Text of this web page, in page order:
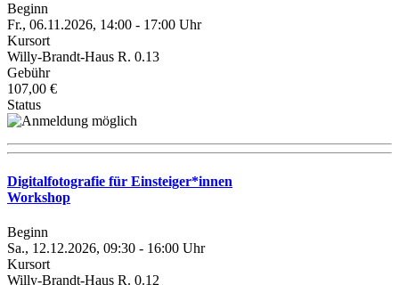
Beginn
Fr., 06.11.2026, 14:00 - 17:00 Uhr
Kursort
Willy-Brandt-Haus R. 0.13
Gebühr
107,00 €
Status
Digitalfotografie für Einsteiger*innen
Workshop
Beginn
Sa., 12.12.2026, 09:30 - 16:00 Uhr
Kursort
Willy-Brandt-Haus R. 0.12